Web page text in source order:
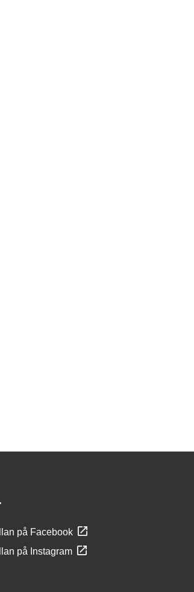
på Facebook
på Instagram